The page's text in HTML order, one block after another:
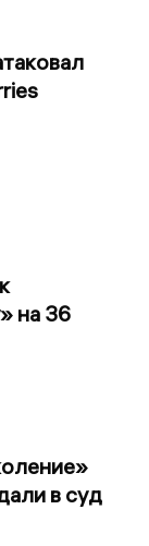
на 36
в суд